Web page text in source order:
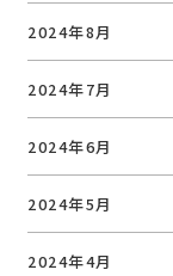
2024年8月
2024年7月
2024年6月
2024年5月
2024年4月